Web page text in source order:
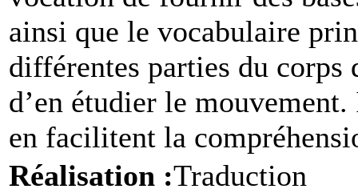
ainsi que le vocabulaire
différentes parties du corps
d’en étudier le
en facilitent la
Réalisation :Traduction